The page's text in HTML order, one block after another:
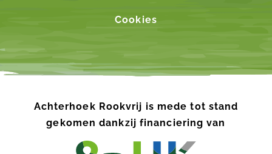
Cookies
Achterhoek Rookvrij is mede tot stand
gekomen dankzij financiering van